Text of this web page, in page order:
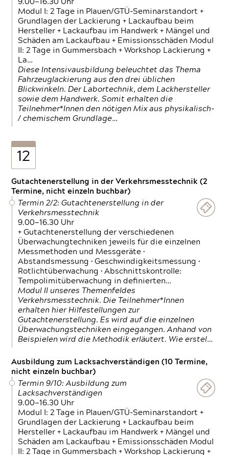
9.00—16.30 Uhr
Modul I: 2 Tage in Plauen/GTÜ-Seminarstandort +
Grundlagen der Lackierung + Lackaufbau beim
Hersteller + Lackaufbau im Handwerk + Mängel und
Schäden am Lackaufbau + Emissionsschäden Modul
II: 2 Tage in Gummersbach + Workshop Lackierung +
La…
Diese Intensivausbildung beleuchtet das Thema
Fahrzeuglackierung aus den drei üblichen
Blickwinkeln. Der Labortechnik, dem Lackhersteller
sowie dem Handwerk. Somit erhalten die
Teilnehmer*Innen den nötigen Mix aus physikalisch-
/ chemischem Grundlage…
12
Gutachtenerstellung in der Verkehrsmesstechnik (2
Termine, nicht einzeln buchbar)
Termin 2/2: Gutachtenerstellung in der
Verkehrsmesstechnik
9.00—16.30 Uhr
+ Gutachtenerstellung der verschiedenen
Überwachungtechniken jeweils für die einzelnen
Messmethoden und Messgeräte •
Abstandsmessung • Geschwindigkeitsmessung •
Rotlichtüberwachung • Abschnittskontrolle:
Tempolimitüberwachung in definierten…
Modul II unseres Themenfeldes
Verkehrsmesstechnik. Die Teilnehmer*Innen
erhalten hier Hilfestellungen zur
Gutachtenerstellung. Es wird auf die einzelnen
Überwachungstechniken eingegangen. Anhand von
Beispielen wird die Methodik erläutert. Wie erstel…
Ausbildung zum Lacksachverständigen (10 Termine,
nicht einzeln buchbar)
Termin 9/10: Ausbildung zum
Lacksachverständigen
9.00—16.30 Uhr
Modul I: 2 Tage in Plauen/GTÜ-Seminarstandort +
Grundlagen der Lackierung + Lackaufbau beim
Hersteller + Lackaufbau im Handwerk + Mängel und
Schäden am Lackaufbau + Emissionsschäden Modul
II: 2 Tage in Gummersbach + Workshop Lackierung +